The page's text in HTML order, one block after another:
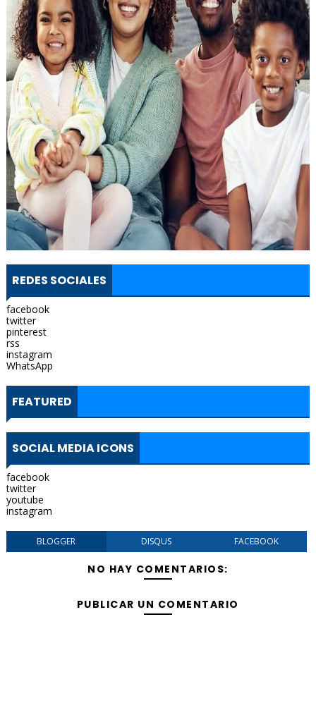
REDES SOCIALES
facebook
twitter
pinterest
rss
instagram
WhatsApp
FEATURED
SOCIAL MEDIA ICONS
facebook
twitter
youtube
instagram
BLOGGER DISQUS FACEBOOK
NO HAY COMENTARIOS:
PUBLICAR UN COMENTARIO